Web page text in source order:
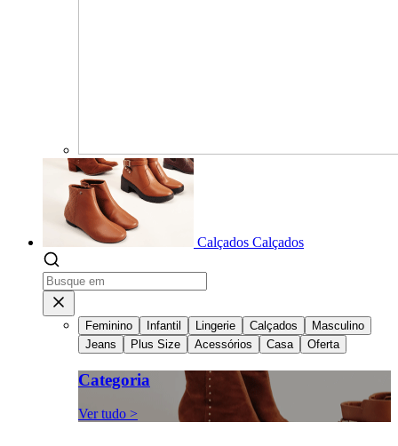
Calçados Calçados
Feminino Infantil Lingerie Calçados
Masculino
Jeans
Plus Size Acessórios Casa Oferta
Categoria
Ver tudo >